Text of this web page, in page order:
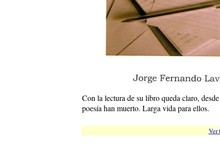
Con la lectura de su libro queda claro,
poesía han muerto. Larga vida para ellos.
Ver